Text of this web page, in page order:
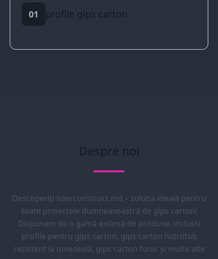
01 profile gips carton
Despre noi
Descoperiți liderconstruct.md – soluția ideală pentru
toate proiectele dumneavoastră de gips carton!
Dispunem de o gamă extinsă de produse, inclusiv
profile pentru gips carton, gips carton hidrofob
rezistent la umezeală, gips carton fonic și multe alte